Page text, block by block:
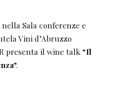
nella Sala conferenze e
Vini d’Abruzzo
presenta il wine talk “Il
“.